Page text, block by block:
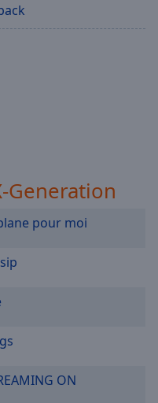
Generation
pour moi
ON